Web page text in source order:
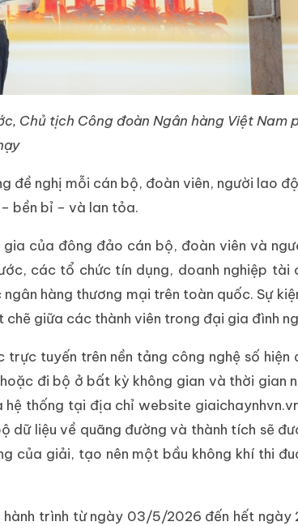
Chủ tịch Công đoàn Ngân hàng Việt Nam
đề nghị mỗi cán bộ, đoàn viên, người lao
bền bỉ – và lan tỏa.
của đông đảo cán bộ, đoàn viên và
các tổ chức tín dụng, doanh nghiệp tài
hàng thương mại trên toàn quốc. Sự
giữa các thành viên trong đại gia đình
tuyến trên nền tảng công nghệ số hiện
đi bộ ở bất kỳ không gian và thời gian
thống tại địa chỉ website
dữ liệu về quãng đường và thành tích sẽ
của giải, tạo nên một bầu không khí thi
trình từ ngày 03/5/2026 đến hết